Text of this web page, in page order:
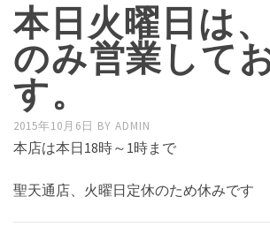
本日火曜日は
のみ営業して
す。
2015年10月6日 BY ADMIN
本店は本日18時～1時まで
聖天通店、火曜日定休のため休みです